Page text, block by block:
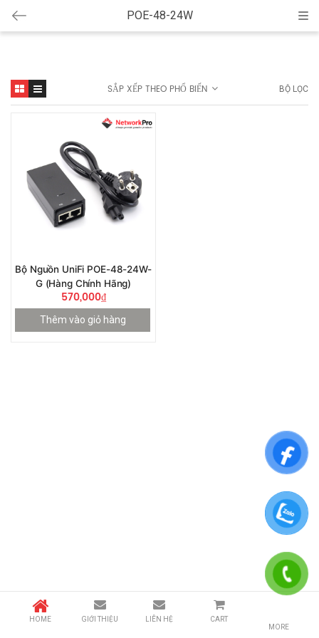
POE-48-24W
SẮP XẾP THEO PHỔ BIẾN BỘ LỌC
Bộ Nguồn UniFi POE-48-24W-
G (Hàng Chính Hãng)
570,000₫
Thêm vào giỏ hàng
HOME GIỚI THIỆU LIÊN HỆ
CART
MORE